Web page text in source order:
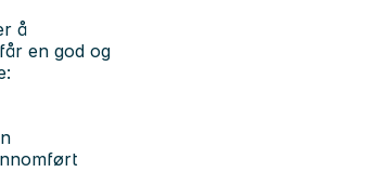
å
en god og